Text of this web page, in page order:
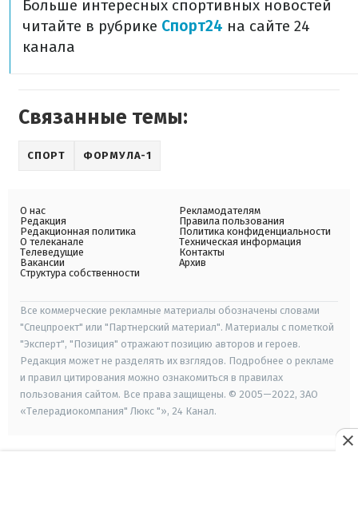
Больше интересных спортивных новостей
читайте в рубрике Спорт24 на сайте 24
канала
Связанные темы:
СПОРТ ФОРМУЛА-1
О нас
Редакция
Редакционная политика
О телеканале
Телеведущие
Вакансии
Структура собственности
Рекламодателям
Правила пользования
Политика конфиденциальности
Техническая информация
Контакты
Архив
Все коммерческие рекламные материалы обозначены словами
"Спецпроект" или "Партнерский материал". Материалы с пометкой
"Эксперт", "Позиция" отражают позицию авторов и героев.
Редакция может не разделять их взглядов. Подробнее о рекламе
и правил цитирования можно ознакомиться в правилах
пользования сайтом. Все права защищены. © 2005—2022, ЗАО
«Телерадиокомпания" Люкс "», 24 Канал.